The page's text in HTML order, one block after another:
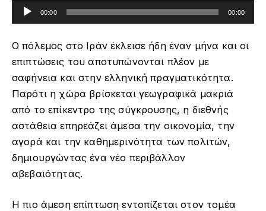
Πρόγραμμα
Αναπαραγωγής
00:00 00:00
Ο πόλεμος στο Ιράν έκλεισε ήδη έναν μήνα και οι
επιπτώσεις του αποτυπώνονται πλέον με
σαφήνεια και στην ελληνική πραγματικότητα.
Παρότι η χώρα βρίσκεται γεωγραφικά μακριά
από το επίκεντρο της σύγκρουσης, η διεθνής
αστάθεια επηρεάζει άμεσα την οικονομία, την
αγορά και την καθημερινότητα των πολιτών,
δημιουργώντας ένα νέο περιβάλλον
αβεβαιότητας.
Η πιο άμεση επίπτωση εντοπίζεται στον τομέα